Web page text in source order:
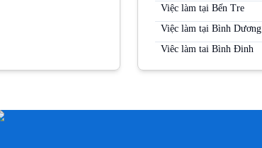
/ Tư vấn viên
Việc làm tại Bến Tre
Việc làm tại Bình Dương
Việc làm tại Bình Định
Việc làm tại Bình Phước
Việc làm tại Cà Mau